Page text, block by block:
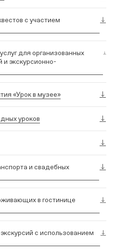
с участием
для организованных
и экскурсионно-
«Урок в музее»
уроков
и свадебных
в гостинице
с использованием